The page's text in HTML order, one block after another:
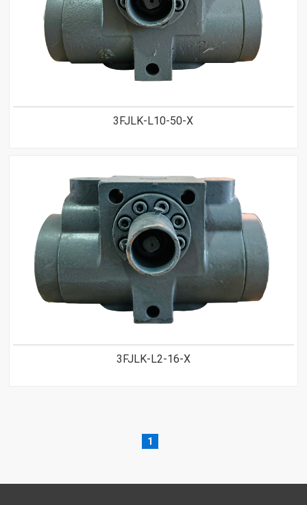
3FJLK-L10-50-X
3FJLK-L2-16-X
1